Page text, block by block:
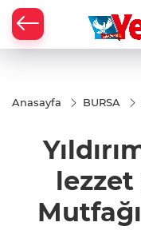
Anasayfa BURSA